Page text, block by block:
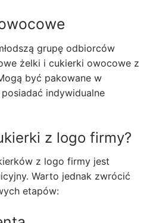
grupę odbiorców
żelki i cukierki owocowe z
być pakowane w
indywidualne
z logo firmy?
z logo firmy jest
Warto jednak zwrócić
etapów: